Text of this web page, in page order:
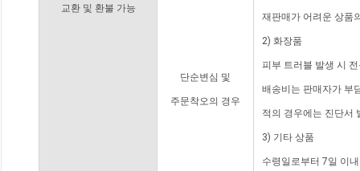
교환 및 환불 가능
단순변심 및
주문착오의 경우
재판매가 어려운 상품
2) 화장품
피부 트러블 발생 시
배송비는 판매자가 부
적의 경우에는 진단서
3) 기타 상품
수령일로부터 7일 이